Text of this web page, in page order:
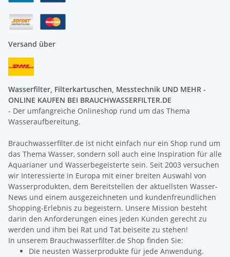
Versand über
Wasserfilter, Filterkartuschen, Messtechnik UND MEHR -
ONLINE KAUFEN BEI BRAUCHWASSERFILTER.DE
- Der umfangreiche Onlineshop rund um das Thema
Wasseraufbereitung.
Brauchwasserfilter.de ist nicht einfach nur ein Shop rund um
das Thema Wasser, sondern soll auch eine Inspiration für alle
Aquarianer und Wasserbegeisterte sein. Seit 2003 versuchen
wir Interessierte in Europa mit einer breiten Auswahl von
Wasserprodukten, dem Bereitstellen der aktuellsten Wasser-
News und einem ausgezeichneten und kundenfreundlichen
Shopping-Erlebnis zu begeistern. Unsere Mission besteht
darin den Anforderungen eines jeden Kunden gerecht zu
werden und ihm bei Rat und Tat beiseite zu stehen!
In unserem Brauchwasserfilter.de Shop finden Sie:
Die neusten Wasserprodukte für jede Anwendung.